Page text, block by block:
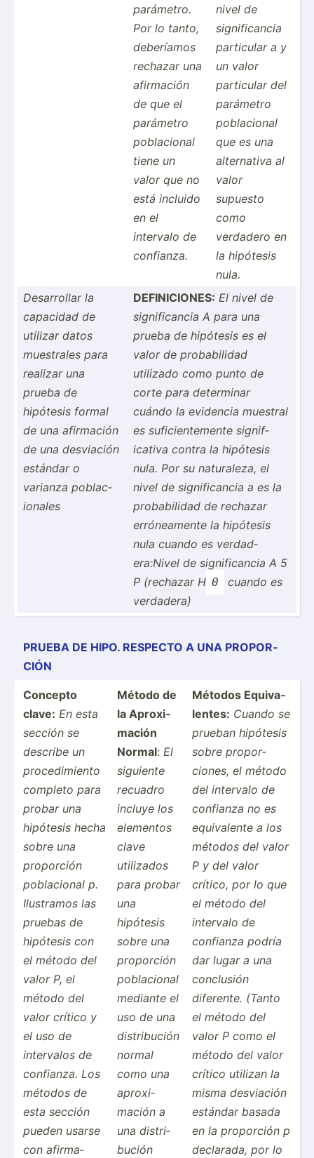
parámetro.
Por lo tanto,
deberíamos
rechazar una
afirmación
de que el
parámetro
poblac­ional
tiene un
valor que no
está incluido
en el
intervalo de
confianza.
nivel de
signif­icancia
particular a y
un valor
particular del
parámetro
poblac­ional
que es una
altern­ativa al
valor
supuesto
como
verdadero en
la hipótesis
nula.
Desarr­ollar la
capacidad de
utilizar datos
muestrales para
realizar una
prueba de
hipótesis formal
de una afirmación
de una desviación
estándar o
varianza poblac­
ionales
DEFINI­CIONES: El nivel de
signif­icancia A para una
prueba de hipótesis es el
valor de probab­ilidad
utilizado como punto de
corte para determinar
cuándo la evidencia muestral
es sufici­ent­emente signif­
icativa contra la hipótesis
nula. Por su natura­leza, el
nivel de signif­icancia a es la
probab­ilidad de rechazar
erróne­amente la hipótesis
nula cuando es verdad­
era­:Nivel de signif­icancia A 5
P (rechazar H 0
cuando es
verdadera)
PRUEBA DE HIPO. RESPECTO A UNA PROPOR­
CIÓN
Concepto
clave: En esta
sección se
describe un
proced­imiento
completo para
probar una
hipótesis hecha
sobre una
proporción
poblac­ional p.
Ilustramos las
pruebas de
hipótesis con
el método del
valor P, el
método del
valor crítico y
el uso de
intervalos de
confianza. Los
métodos de
esta sección
pueden usarse
con afirma­
Método de
la Aproxi­
mación
Normal: El
siguiente
recuadro
incluye los
elementos
clave
utilizados
para probar
una
hipótesis
sobre una
proporción
poblac­ional
mediante el
uso de una
distri­bución
normal
como una
aproxi­
mación a
una distri­
bución
Métodos Equiva­
lentes: Cuando se
prueban hipótesis
sobre propor­
ciones, el método
del intervalo de
confianza no es
equiva­lente a los
métodos del valor
P y del valor
crítico, por lo que
el método del
intervalo de
confianza podría
dar lugar a una
conclusión
diferente. (Tanto
el método del
valor P como el
método del valor
crítico utilizan la
misma desviación
estándar basada
en la proporción p
declarada, por lo